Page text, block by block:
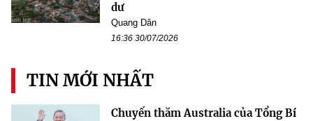
dư
Quang Dân
16:36 30/07/2026
TIN MỚI NHẤT
Chuyến thăm Australia của Tổng Bí